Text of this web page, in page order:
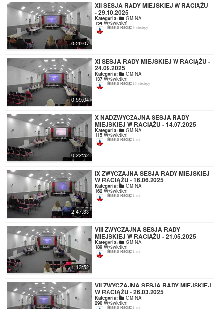
0:29:07
XII SESJA RADY MIEJSKIEJ W RACIĄŻU
- 29.10.2025
Kategoria: GMINA
154 Wyświetleń
Miasto Raciąż9 miesięcy
0:59:04
XI SESJA RADY MIEJSKIEJ W RACIĄŻU -
24.09.2025
Kategoria: GMINA
137Wyświetleń
Miasto Raciąż 10 miesięcy
0:22:52
X NADZWYCZAJNA SESJA RADY
MIEJSKIEJ W RACIĄŻU - 14.07.2025
Kategoria: GMINA
115 Wyświetleń
Miasto Raciąż 1 rok
2:47:33
IX ZWYCZAJNA SESJA RADY MIEJSKIEJ
W RACIĄŻU - 16.06.2025
Kategoria: GMINA
162 Wyświetleń
Miasto Raciąż 1 rok
1:13:52
VIII ZWYCZAJNA SESJA RADY
MIEJSKIEJ W RACIĄŻU - 21.05.2025
Kategoria: GMINA
189 Wyświetleń
Miasto Raciąż 1 rok
VII ZWYCZAJNA SESJA RADY MIEJSKIEJ
W RACIĄŻU - 26.03.2025
Kategoria: GMINA
290 Wyświetleń
Miasto Raciąż 1 rok